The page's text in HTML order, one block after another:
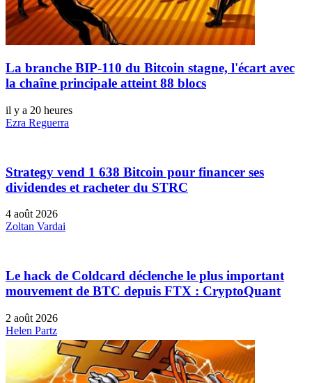
La branche BIP-110 du Bitcoin stagne, l'écart avec
la chaîne principale atteint 88 blocs
il y a 20 heures
Ezra Reguerra
Strategy vend 1 638 Bitcoin pour financer ses
dividendes et racheter du STRC
4 août 2026
Zoltan Vardai
Le hack de Coldcard déclenche le plus important
mouvement de BTC depuis FTX : CryptoQuant
2 août 2026
Helen Partz